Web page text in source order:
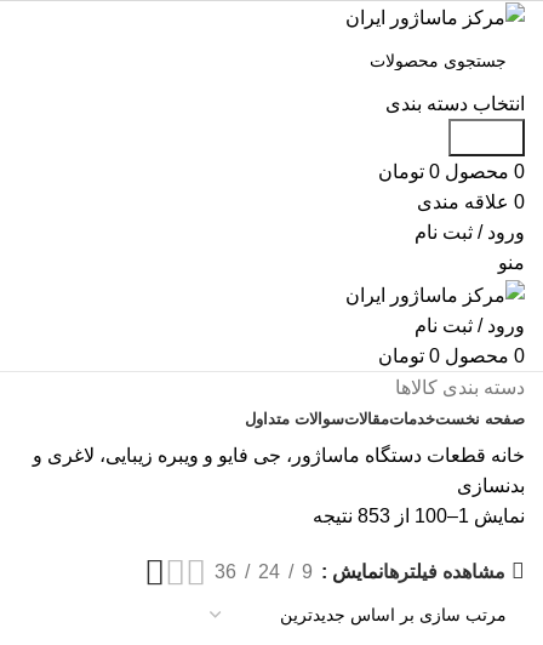
انتخاب دسته بندی
0 محصول 0 تومان
0 علاقه مندی
ورود / ثبت نام
منو
ورود / ثبت نام
0 محصول 0 تومان
دسته بندی کالاها
صفحه نخستخدماتمقالاتسوالات متداول
تماس با ما خانه قطعات دستگاه ماساژور، جی فایو و ویبره زیبایی، لاغری و
بدنسازی
نمایش 1–100 از 853 نتیجه
مشاهده فیلترهانمایش 9
24
36